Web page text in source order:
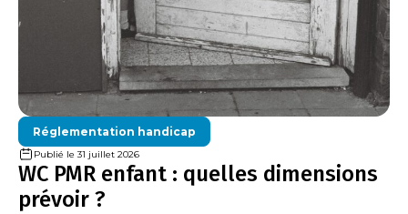
Réglementation handicap
Publié le 31 juillet 2026
WC PMR enfant : quelles dimensions
prévoir ?